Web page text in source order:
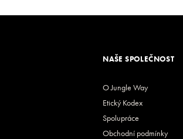
NAŠE SPOLEČNOST
O Jungle Way
Etický Kodex
Spolupráce
Obchodní podmínky